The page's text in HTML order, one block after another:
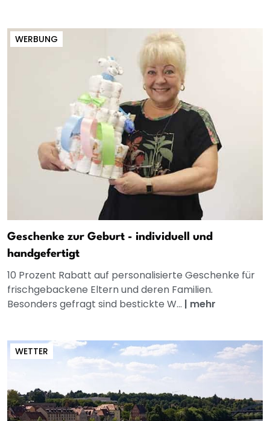
WERBUNG
Geschenke zur Geburt - individuell und
handgefertigt
10 Prozent Rabatt auf personalisierte Geschenke für
frischgebackene Eltern und deren Familien.
Besonders gefragt sind bestickte W... | mehr
WETTER